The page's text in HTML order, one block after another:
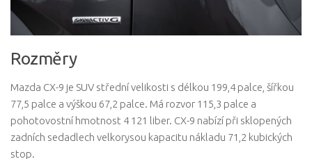
Rozměry
Mazda CX-9 je SUV střední velikosti s délkou 199,4 palce, šířkou
77,5 palce a výškou 67,2 palce. Má rozvor 115,3 palce a
pohotovostní hmotnost 4 121 liber. CX-9 nabízí při sklopených
zadních sedadlech velkorysou kapacitu nákladu 71,2 kubických
stop.